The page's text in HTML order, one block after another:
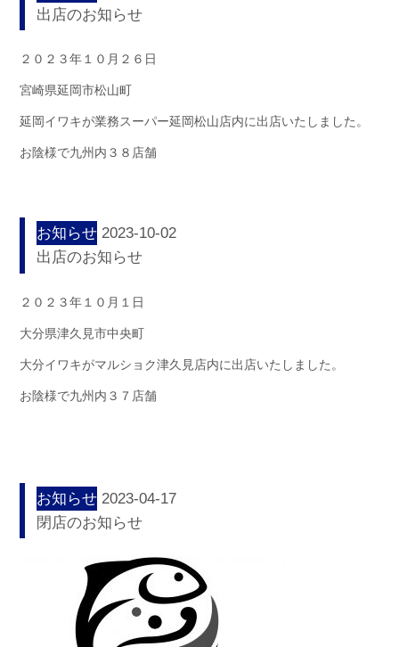
出店のお知らせ
２０２３年１０月２６日
宮崎県延岡市松山町
延岡イワキが業務スーパー延岡松山店内に出店いたしました。
お陰様で九州内３８店舗
お知らせ 2023-10-02
出店のお知らせ
２０２３年１０月１日
大分県津久見市中央町
大分イワキがマルショク津久見店内に出店いたしました。
お陰様で九州内３７店舗
お知らせ 2023-04-17
閉店のお知らせ